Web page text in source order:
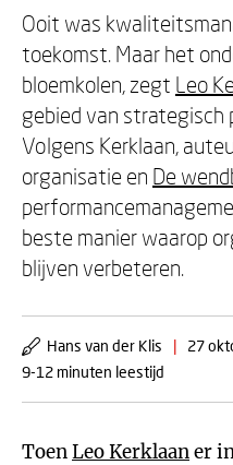
Ooit was
toekomst. Maar het
bloemkolen, zegt Leo
gebied van strategisch
Volgens Kerklaan,
organisatie en De
beste manier waarop
blijven verbeteren.
Hans van der Klis | 27
9-12 minuten leestijd
ToenLeo Kerklaaner